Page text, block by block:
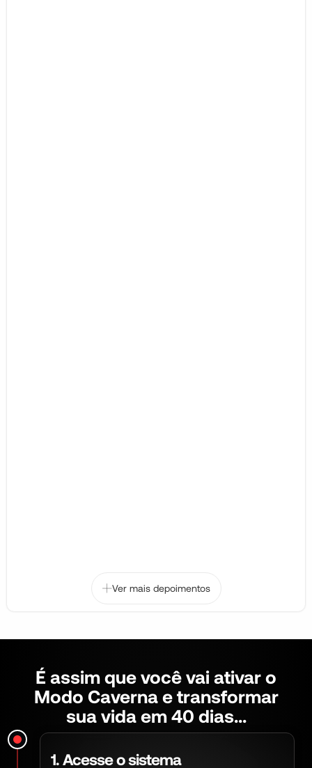
Ver mais depoimentos
É assim que você vai ativar o
Modo Caverna e transformar
sua vida em 40 dias...
1. Acesse o sistema